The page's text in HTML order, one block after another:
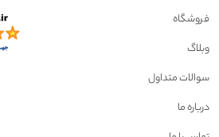
فروشگاه
وبلاگ
سوالات متداول
درباره ما